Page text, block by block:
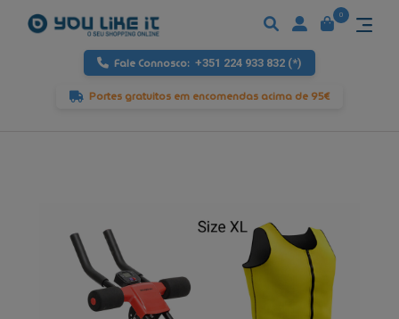
Fale Connosco: +351 224 933 832 (*)
Portes gratuitos em encomendas acima de 95€
0